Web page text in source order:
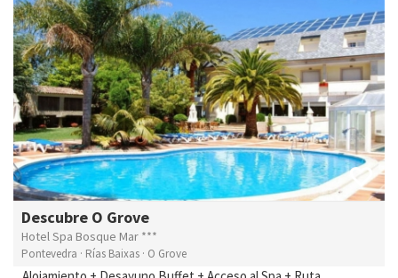
Descubre O Grove
Hotel Spa Bosque Mar ***
Pontevedra · Rías Baixas · O Grove